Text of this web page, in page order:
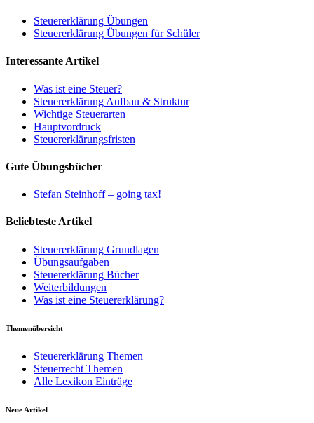
Steuererklärung Übungen
Steuererklärung Übungen für Schüler
Interessante Artikel
Was ist eine Steuer?
Steuererklärung Aufbau & Struktur
Wichtige Steuerarten
Hauptvordruck
Steuererklärungsfristen
Gute Übungsbücher
Stefan Steinhoff – going tax!
Beliebteste Artikel
Steuererklärung Grundlagen
Übungsaufgaben
Steuererklärung Bücher
Weiterbildungen
Was ist eine Steuererklärung?
Themenübersicht
Steuererklärung Themen
Steuerrecht Themen
Alle Lexikon Einträge
Neue Artikel